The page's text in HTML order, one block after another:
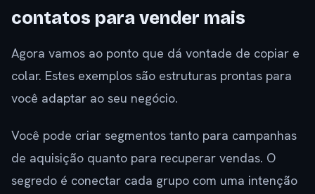
contatos para vender mais
Agora vamos ao ponto que dá vontade de copiar e
colar. Estes exemplos são estruturas prontas para
você adaptar ao seu negócio.
Você pode criar segmentos tanto para campanhas
de aquisição quanto para recuperar vendas. O
segredo é conectar cada grupo com uma intenção